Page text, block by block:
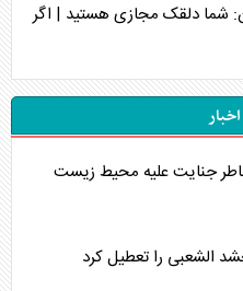
شما دلقک مجازی هستید | اگر
جنایت علیه محیط زیست